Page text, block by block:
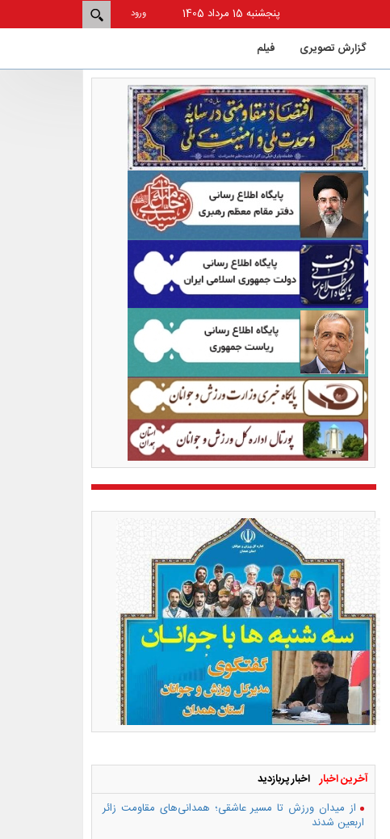
ورود
پنجشنبه 15 مرداد 1405
گزارش تصویری فيلم
آخرین اخبار اخبار پربازدید
از میدان ورزش تا مسیر عاشقی؛ همدانی‌های مقاومت زائر
اربعین شدند